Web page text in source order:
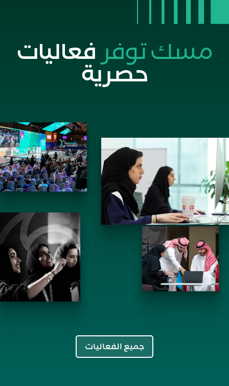
مسك توفر فعاليات
حصرية
جميع الفعاليات